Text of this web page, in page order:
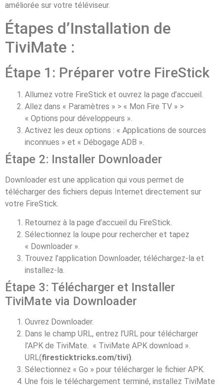
améliorée sur votre téléviseur.
Étapes d’Installation de
TiviMate :
Étape 1: Préparer votre FireStick
Allumez votre FireStick et ouvrez la page d’accueil.
Allez dans « Paramètres » > « Mon Fire TV » >
« Options pour développeurs ».
Activez les deux options : « Applications de sources
inconnues » et « Débogage ADB ».
Étape 2: Installer Downloader
Downloader est une application qui vous permet de
télécharger des fichiers depuis Internet directement sur
votre FireStick.
Retournez à la page d’accueil du FireStick.
Sélectionnez la loupe pour rechercher et tapez
« Downloader ».
Trouvez l’application Downloader, téléchargez-la et
installez-la.
Étape 3: Télécharger et Installer
TiviMate via Downloader
Ouvrez Downloader.
Dans le champ URL, entrez l’URL pour télécharger
l’APK de TiviMate. « TiviMate APK download ».
URL(firesticktricks.com/tivi).
Sélectionnez « Go » pour télécharger le fichier APK.
Une fois le téléchargement terminé, installez TiviMate